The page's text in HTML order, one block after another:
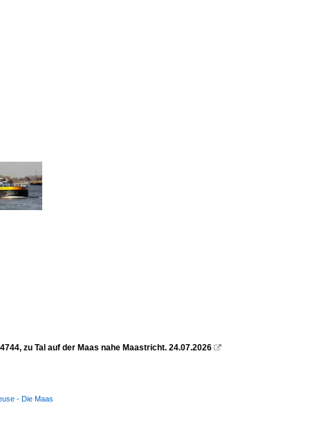
zu Tal auf der Maas nahe Maastricht. 24.07.2026 
- Die Maas